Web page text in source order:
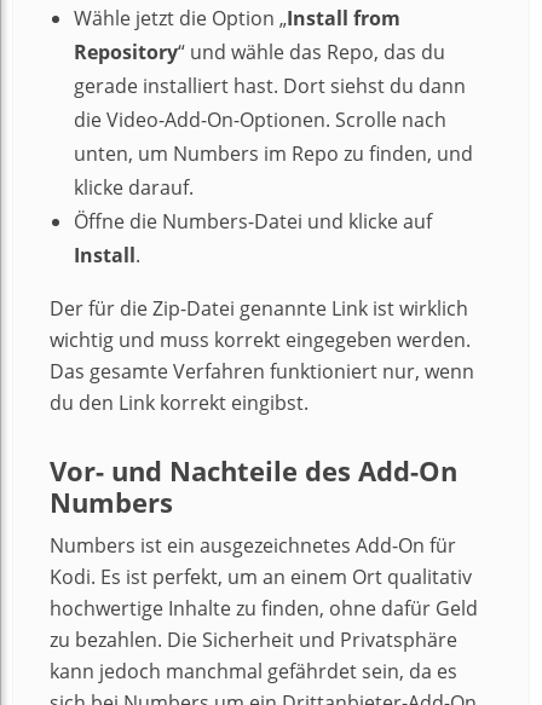
Wähle jetzt die Option „Install from
Repository“ und wähle das Repo, das du
gerade installiert hast. Dort siehst du dann
die Video-Add-On-Optionen. Scrolle nach
unten, um Numbers im Repo zu finden, und
klicke darauf.
Öffne die Numbers-Datei und klicke auf
Install.
Der für die Zip-Datei genannte Link ist wirklich
wichtig und muss korrekt eingegeben werden.
Das gesamte Verfahren funktioniert nur, wenn
du den Link korrekt eingibst.
Vor- und Nachteile des Add-On
Numbers
Numbers ist ein ausgezeichnetes Add-On für
Kodi. Es ist perfekt, um an einem Ort qualitativ
hochwertige Inhalte zu finden, ohne dafür Geld
zu bezahlen. Die Sicherheit und Privatsphäre
kann jedoch manchmal gefährdet sein, da es